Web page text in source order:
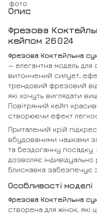
Опис
Фрезова
кейпом 26024
Фрезова Коктейльна
— елегантна модель для
витончений силует,
трендовий фрезовий
які хочуть виглядати
Повітряний кейп
створюючи ефект
Приталений крій
вбудованими чашками
та бездоганну посадку.
дозволяє
блискавка забезпечує
Особливості моделі
Фрезова Коктейльна
створена для жінок, які